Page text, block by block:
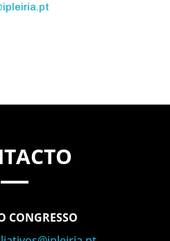
CONGRESSO